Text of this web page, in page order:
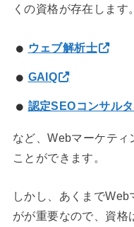
くの資格が存在します。
ウェブ解析士
GAIQ
認定SEOコンサルタ
など、Webマーケティ
ことができます。
しかし、あくまで
がが重要なので、資格